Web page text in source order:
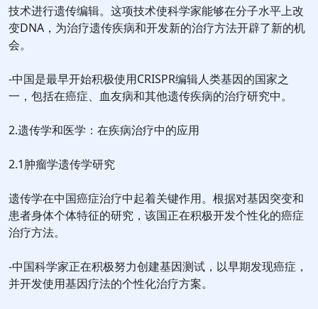
技术进行遗传编辑。这项技术使科学家能够在分子水平上改
变DNA，为治疗遗传疾病和开发新的治疗方法开辟了新的机
会。
-中国是最早开始积极使用CRISPR编辑人类基因的国家之
一，包括在癌症、血友病和其他遗传疾病的治疗研究中。
2.遗传学和医学：在疾病治疗中的应用
2.1肿瘤学遗传学研究
遗传学在中国癌症治疗中起着关键作用。根据对基因突变和
患者身体个体特征的研究，该国正在积极开发个性化的癌症
治疗方法。
-中国科学家正在积极努力创建基因测试，以早期发现癌症，
并开发使用基因疗法的个性化治疗方案。